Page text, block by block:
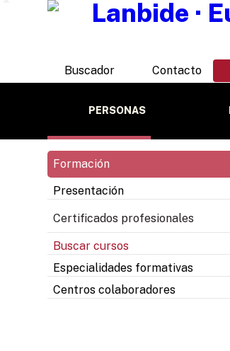
Buscador Contacto
PERSONAS
Formación
Presentación
Certificados profesionales
Buscar cursos
Especialidades formativas
Centros colaboradores